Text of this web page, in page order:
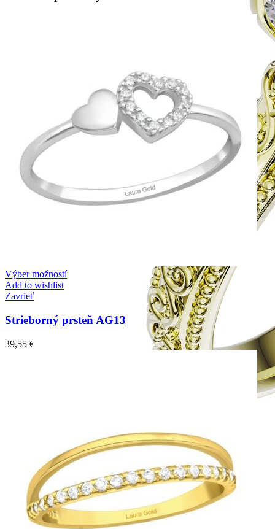
Výber možností
Add to wishlist
Zavrieť
Strieborný prsteň AG13
39,55 €